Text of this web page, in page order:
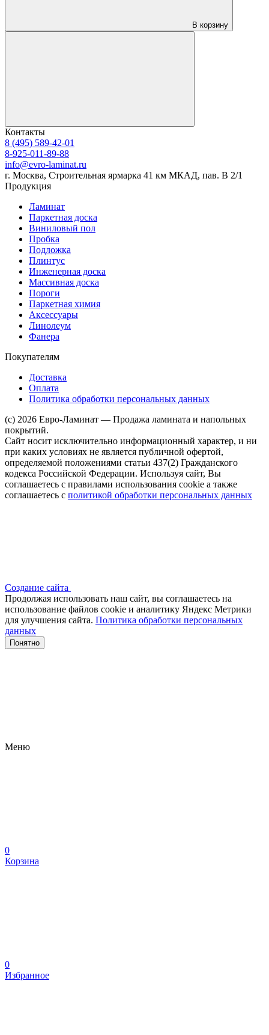
В корзину
Контакты
8 (495) 589-42-01
8-925-011-89-88
info@evro-laminat.ru
г. Москва, Строительная ярмарка 41 км МКАД, пав. В 2/1
Продукция
Ламинат
Паркетная доска
Виниловый пол
Пробка
Подложка
Плинтус
Инженерная доска
Массивная доска
Пороги
Паркетная химия
Аксессуары
Линолеум
Фанера
Покупателям
Доставка
Оплата
Политика обработки персональных данных
(c) 2026 Евро-Ламинат — Продажа ламината и напольных
покрытий.
Сайт носит исключительно информационный характер, и ни
при каких условиях не является публичной офертой,
определяемой положениями статьи 437(2) Гражданского
кодекса Российской Федерации. Используя сайт, Вы
соглашаетесь с правилами использования cookie а также
соглашаетесь с политикой обработки персональных данных
Создание сайта
Продолжая использовать наш сайт, вы соглашаетесь на
использование файлов сооkіе и аналитику Яндекс Метрики
для улучшения сайта. Политика обработки персональных
данных
Понятно
Меню
0
Корзина
0
Избранное